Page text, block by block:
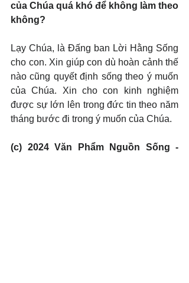
của Chúa quá khó để không làm theo
không?
Lạy Chúa, là Đấng ban Lời Hằng Sống
cho con. Xin giúp con dù hoàn cảnh thế
nào cũng quyết định sống theo ý muốn
của Chúa. Xin cho con kinh nghiệm
được sự lớn lên trong đức tin theo năm
tháng bước đi trong ý muốn của Chúa.
(c) 2024 Văn Phẩm Nguồn Sống -